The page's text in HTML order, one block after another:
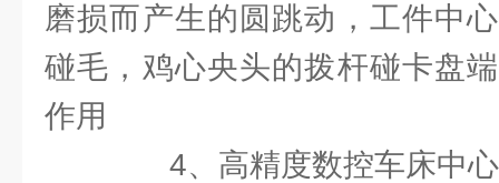
磨损而产生的圆跳动，工件中
碰毛，鸡心央头的拨杆碰卡盘
作用
4、高精度数控车床中心